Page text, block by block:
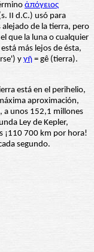
ἀπόγειος
II d.C.) usó para
de la tierra, pero
que la luna o cualquier
más lejos de ésta,
yγῆ = gê (tierra).
está en el perihelio,
aproximación,
a unos 152,1 millones
Ley de Kepler,
¡110 700 km por hora!
segundo.